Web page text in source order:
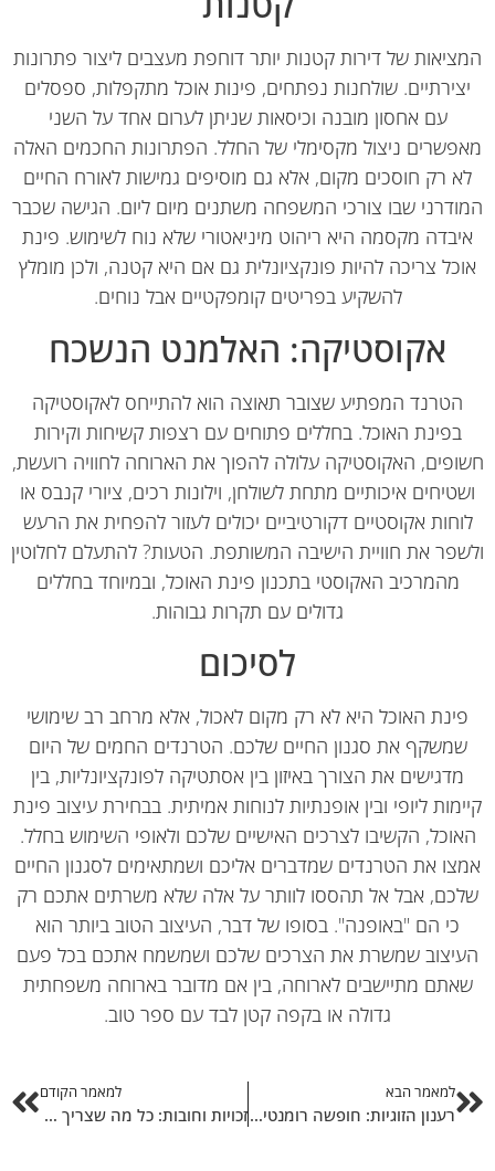
של דירות קטנות יותר דוחפת מעצבים ליצור פתרונות
שולחנות נפתחים, פינות אוכל מתקפלות, ספסלים
עם אחסון מובנה וכיסאות שניתן לערום אחד על השני
ניצול מקסימלי של החלל. הפתרונות החכמים האלה
רק חוסכים מקום, אלא גם מוסיפים גמישות לאורח החיים
שבו צורכי המשפחה משתנים מיום ליום. הגישה שכבר
מקסמה היא ריהוט מיניאטורי שלא נוח לשימוש. פינת
צריכה להיות פונקציונלית גם אם היא קטנה, ולכן מומלץ
להשקיע בפריטים קומפקטיים אבל נוחים.
אקוסטיקה: האלמנט הנשכח
הטרנד המפתיע שצובר תאוצה הוא להתייחס לאקוסטיקה
בפינת האוכל. בחללים פתוחים עם רצפות קשיחות וקירות
האקוסטיקה עלולה להפוך את הארוחה לחוויה רועשת,
איכותיים מתחת לשולחן, וילונות רכים, ציורי קנבס או
אקוסטיים דקורטיביים יכולים לעזור להפחית את הרעש
את חוויית הישיבה המשותפת. הטעות? להתעלם לחלוטין
מהמרכיב האקוסטי בתכנון פינת האוכל, ובמיוחד בחללים
גדולים עם תקרות גבוהות.
לסיכום
האוכל היא לא רק מקום לאכול, אלא מרחב רב שימושי
את סגנון החיים שלכם. הטרנדים החמים של היום
מדגישים את הצורך באיזון בין אסתטיקה לפונקציונליות, בין
ליופי ובין אופנתיות לנוחות אמיתית. בבחירת עיצוב פינת
הקשיבו לצרכים האישיים שלכם ולאופי השימוש בחלל.
את הטרנדים שמדברים אליכם ושמתאימים לסגנון החיים
אבל אל תהססו לוותר על אלה שלא משרתים אתכם רק
כי הם "באופנה". בסופו של דבר, העיצוב הטוב ביותר הוא
שמשרת את הצרכים שלכם ושמשמח אתכם בכל פעם
מתיישבים לארוחה, בין אם מדובר בארוחה משפחתית
גדולה או בקפה קטן לבד עם ספר טוב.
למאמר הבא
רענון הזוגיות: חופשה רומנטית במלון עם בריכה מפנקת
למאמר הקודם
זכויות וחובות: כל מה שצריך לדעת על ימי מחלה לעצמאים